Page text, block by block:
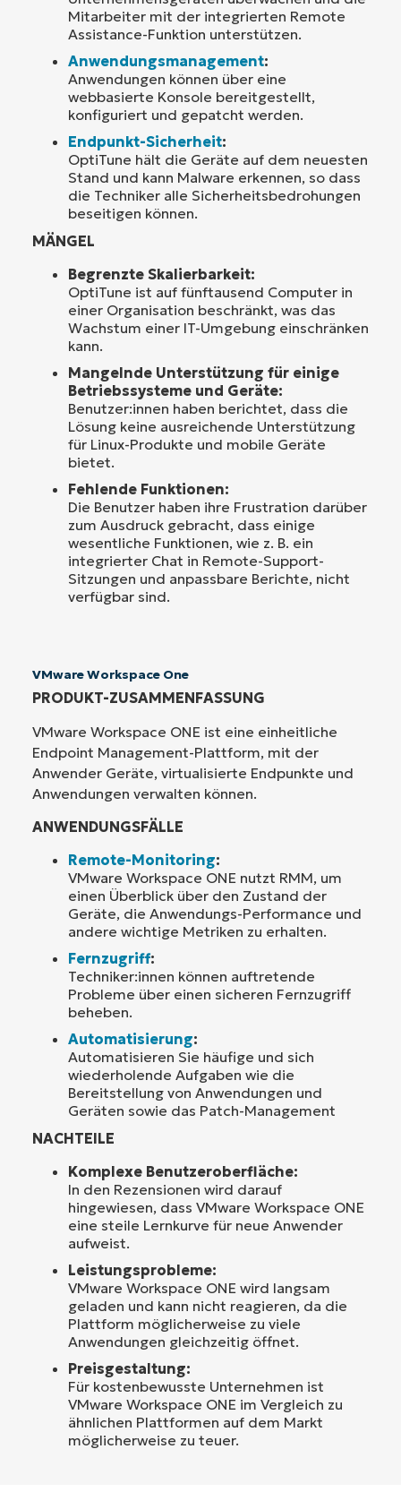
Mitarbeiter mit der integrierten Remote
Assistance-Funktion unterstützen.
Anwendungsmanagement:
Anwendungen können über eine
webbasierte Konsole bereitgestellt,
konfiguriert und gepatcht werden.
Endpunkt-Sicherheit:
OptiTune hält die Geräte auf dem neuesten
Stand und kann Malware erkennen, so dass
die Techniker alle Sicherheitsbedrohungen
beseitigen können.
MÄNGEL
Begrenzte Skalierbarkeit:
OptiTune ist auf fünftausend Computer in
einer Organisation beschränkt, was das
Wachstum einer IT-Umgebung einschränken
kann.
Mangelnde Unterstützung für einige
Betriebssysteme und Geräte:
Benutzer:innen haben berichtet, dass die
Lösung keine ausreichende Unterstützung
für Linux-Produkte und mobile Geräte
bietet.
Fehlende Funktionen:
Die Benutzer haben ihre Frustration darüber
zum Ausdruck gebracht, dass einige
wesentliche Funktionen, wie z. B. ein
integrierter Chat in Remote-Support-
Sitzungen und anpassbare Berichte, nicht
verfügbar sind.
VMware Workspace One
PRODUKT-ZUSAMMENFASSUNG
VMware Workspace ONE ist eine einheitliche
Endpoint Management-Plattform, mit der
Anwender Geräte, virtualisierte Endpunkte und
Anwendungen verwalten können.
ANWENDUNGSFÄLLE
Remote-Monitoring:
VMware Workspace ONE nutzt RMM, um
einen Überblick über den Zustand der
Geräte, die Anwendungs-Performance und
andere wichtige Metriken zu erhalten.
Fernzugriff:
Techniker:innen können auftretende
Probleme über einen sicheren Fernzugriff
beheben.
Automatisierung:
Automatisieren Sie häufige und sich
wiederholende Aufgaben wie die
Bereitstellung von Anwendungen und
Geräten sowie das Patch-Management
NACHTEILE
Komplexe Benutzeroberfläche:
In den Rezensionen wird darauf
hingewiesen, dass VMware Workspace ONE
eine steile Lernkurve für neue Anwender
aufweist.
Leistungsprobleme:
VMware Workspace ONE wird langsam
geladen und kann nicht reagieren, da die
Plattform möglicherweise zu viele
Anwendungen gleichzeitig öffnet.
Preisgestaltung:
Für kostenbewusste Unternehmen ist
VMware Workspace ONE im Vergleich zu
ähnlichen Plattformen auf dem Markt
möglicherweise zu teuer.